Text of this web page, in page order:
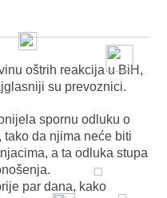
oštrih reakcija u BiH,
su prevoznici.
spornu odluku o
da njima neće biti
a ta odluka stupa
par dana, kako